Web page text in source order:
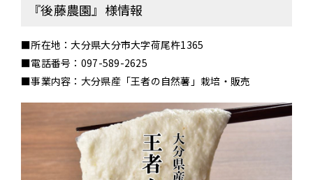
『後藤農園』様情報
■所在地：大分県大分市大字荷尾杵1365
■電話番号：097-589-2625
■事業内容：大分県産「王者の自然薯」栽培・販売